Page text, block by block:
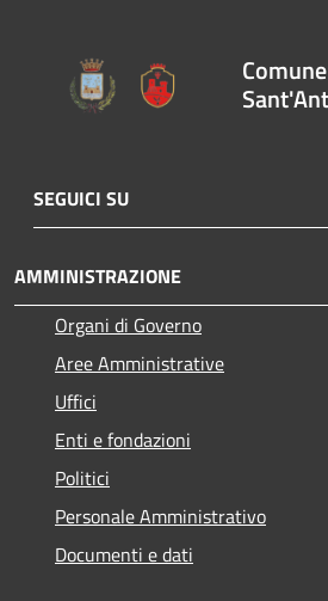
SEGUICI SU
AMMINISTRAZIONE
Organi di Governo
Aree Amministrative
Uffici
Enti e fondazioni
Politici
Personale Amministrativo
Documenti e dati